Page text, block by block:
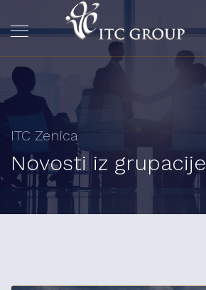
ITC Zenica
Novosti iz grupacije